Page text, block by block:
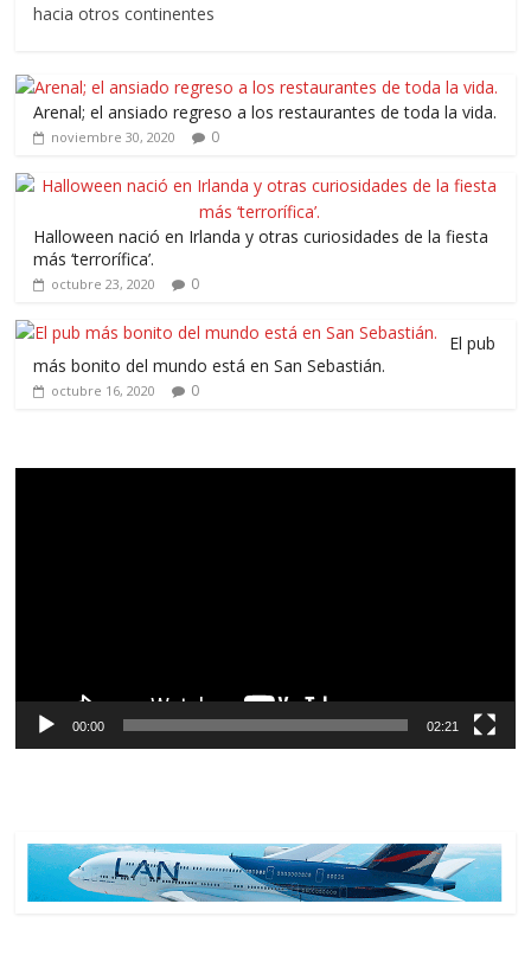
hacia otros continentes
Arenal; el ansiado regreso a los restaurantes de toda la vida.
noviembre 30, 2020 0
Halloween nació en Irlanda y otras curiosidades de la fiesta
más ‘terrorífica’.
octubre 23, 2020 0
El pub
más bonito del mundo está en San Sebastián.
octubre 16, 2020 0
00:00 02:21